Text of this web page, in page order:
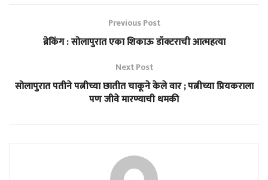
Previous Post
ब्रेकिंग : सोलापुरात एका शिकाऊ डॉक्टराची आत्महत्या
Next Post
सोलापुरात पतीने पत्नीच्या छातीत चाकूने केले वार ; पत्नीच्या प्रियकराला
पण जीवे मारण्याची धमकी